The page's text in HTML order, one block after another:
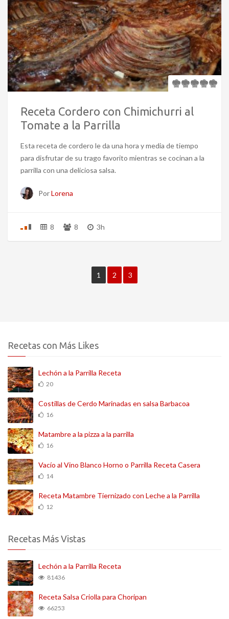
Receta Cordero con Chimichurri al
Tomate a la Parrilla
Esta receta de cordero le da una hora y media de tiempo
para disfrutar de su trago favorito mientras se cocinan a la
parrilla con una deliciosa salsa.
PorLorena
8 8 3h
1 2 3
Recetas con Más Likes
Lechón a la Parrilla Receta
20
Costillas de Cerdo Marinadas en salsa Barbacoa
16
Matambre a la pizza a la parrilla
16
Vacío al Vino Blanco Horno o Parrilla Receta Casera
14
Receta Matambre Tiernizado con Leche a la Parrilla
12
Recetas Más Vistas
Lechón a la Parrilla Receta
81436
Receta Salsa Criolla para Choripan
66253